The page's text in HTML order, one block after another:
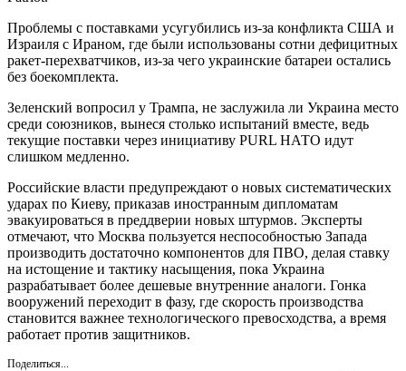
Проблемы с поставками усугубились из-за конфликта США и
Израиля с Ираном, где были использованы сотни дефицитных
ракет-перехватчиков, из-за чего украинские батареи остались
без боекомплекта.
Зеленский вопросил у Трампа, не заслужила ли Украина место
среди союзников, вынеся столько испытаний вместе, ведь
текущие поставки через инициативу PURL НАТО идут
слишком медленно.
Российские власти предупреждают о новых систематических
ударах по Киеву, приказав иностранным дипломатам
эвакуироваться в преддверии новых штурмов. Эксперты
отмечают, что Москва пользуется неспособностью Запада
производить достаточно компонентов для ПВО, делая ставку
на истощение и тактику насыщения, пока Украина
разрабатывает более дешевые внутренние аналоги. Гонка
вооружений переходит в фазу, где скорость производства
становится важнее технологического превосходства, а время
работает против защитников.
Поделиться...